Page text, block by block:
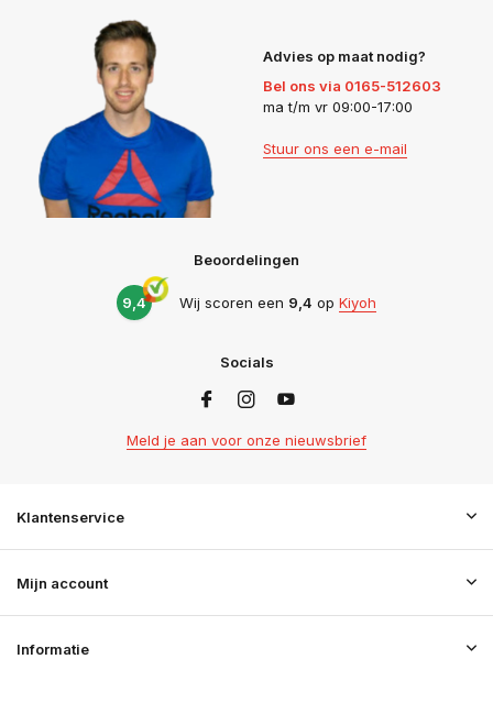
Advies op maat nodig?
Bel ons via 0165-512603
ma t/m vr 09:00-17:00
Stuur ons een e-mail
Beoordelingen
9,4 Wij scoren een 9,4 op Kiyoh
Socials
Meld je aan voor onze nieuwsbrief
Klantenservice
Mijn account
Informatie